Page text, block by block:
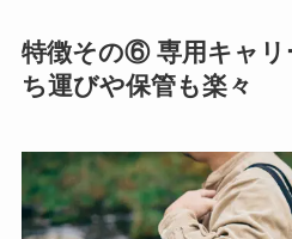
特徴その⑥ 専用キャリ
ち運びや保管も楽々